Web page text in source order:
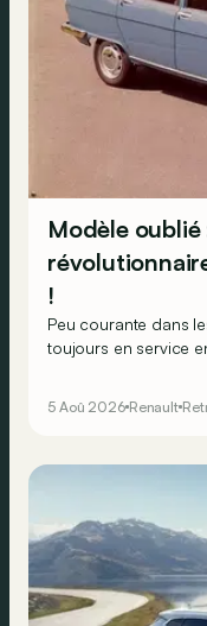
Modèle oublié
!
Peu courante dans
toujours en service
5 Aoû 2026 Renault